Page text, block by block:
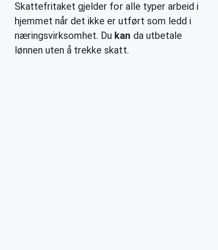
Skattefritaket gjelder for alle typer arbeid i
hjemmet når det ikke er utført som ledd i
næringsvirksomhet. Du kan da utbetale
lønnen uten å trekke skatt.